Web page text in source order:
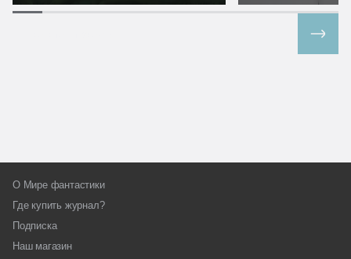
О Мире фантастики
Где купить журнал?
Подписка
Наш магазин